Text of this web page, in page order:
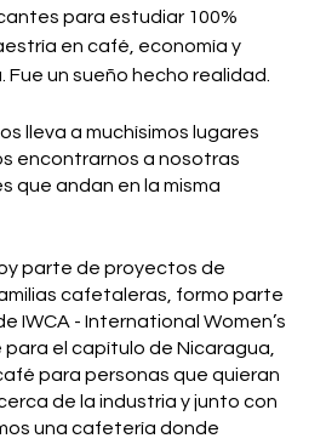
para estudiar 100%
en café, economía y
Fue un sueño hecho realidad.
lleva a muchísimos lugares
encontrarnos a nosotras
que andan en la misma
parte de proyectos de
cafetaleras, formo parte
IWCA - International Women’s
el capítulo de Nicaragua,
para personas que quieran
de la industria y junto con
una cafetería donde